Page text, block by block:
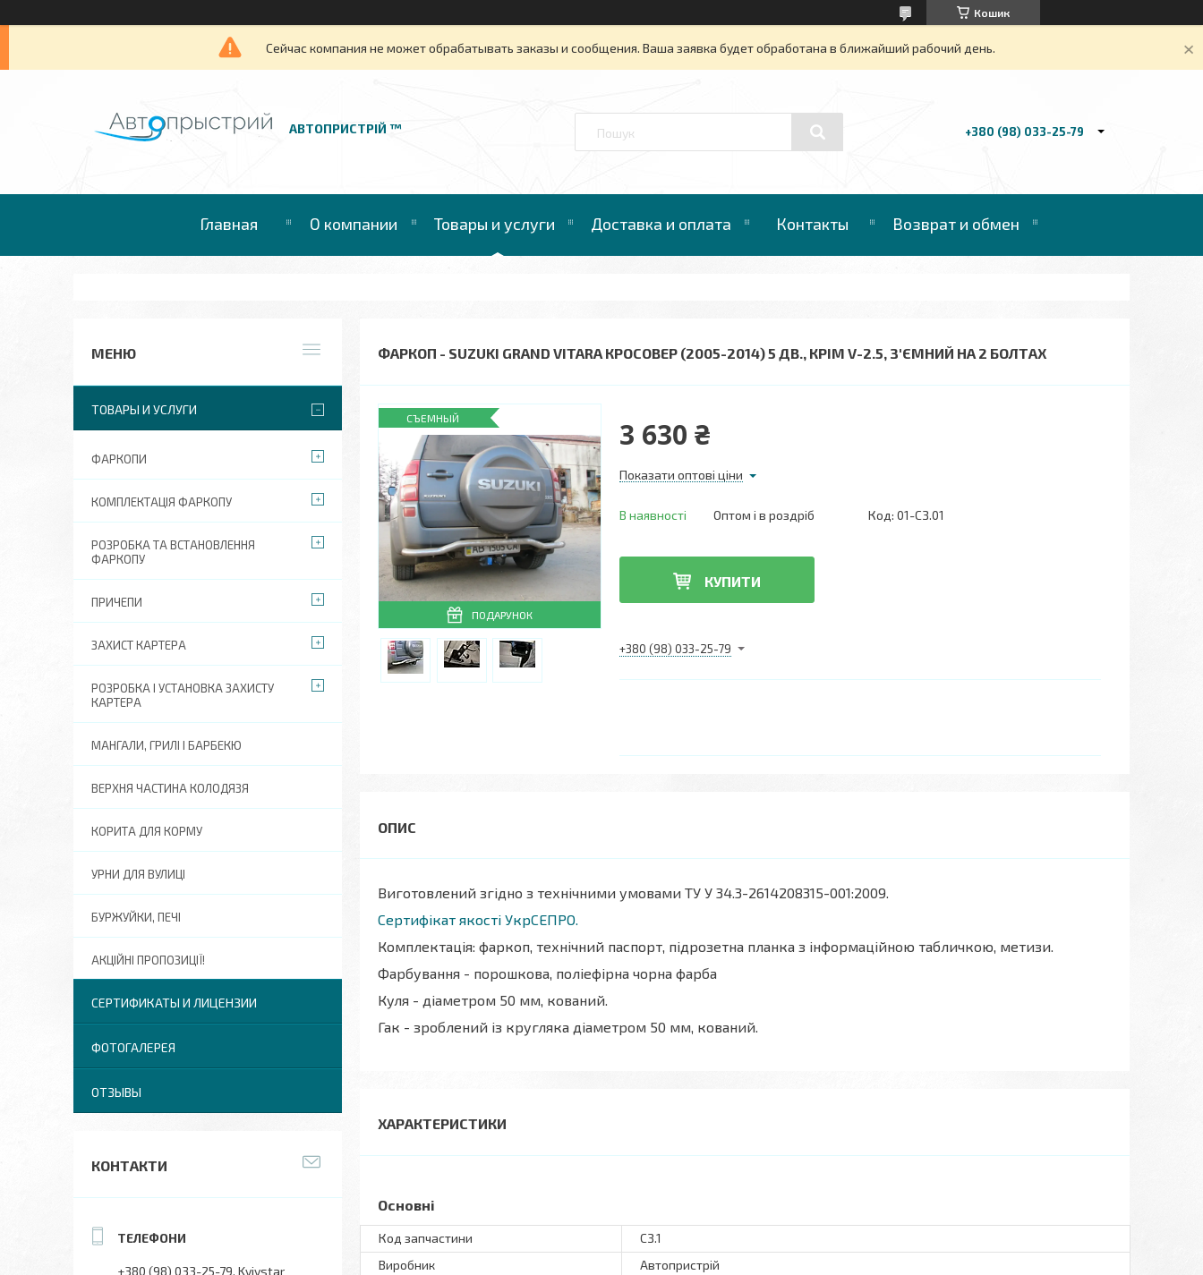
Кошик
Сейчас компания не может обрабатывать заказы и сообщения. Ваша заявка будет обработана в ближайший рабочий день.
АВТОПРИСТРІЙ ™ +380 (98) 033-25-79
Главная О компании Товары и услуги Доставка и оплата Контакты Возврат и обмен
ФАРКОП - SUZUKI GRAND VITARA КРОСОВЕР (2005-2014) 5 ДВ., КРІМ V-2.5, З'ЄМНИЙ НА 2 БОЛТАХ
ПОДАРУНОК
СЪЕМНЫЙ 3 630 ₴
Показати оптові ціни
В наявності Оптом і в роздріб Код: 01-СЗ.01
КУПИТИ
+380 (98) 033-25-79
Виготовлений згідно з технічними умовами ТУ У 34.3-2614208315-001:2009.
Сертифікат якості УкрСЕПРО.
Комплектація: фаркоп, технічний паспорт, підрозетна планка з інформаційною табличкою, метизи.
Фарбування - порошкова, поліефірна чорна фарба
Куля - діаметром 50 мм, кований.
Гак - зроблений із кругляка діаметром 50 мм, кований.
ХАРАКТЕРИСТИКИ
Основні
Код запчастини
СЗ.1
Виробник
Автопристрій
ТОВАРЫ И УСЛУГИ
ФАРКОПИ
КОМПЛЕКТАЦІЯ ФАРКОПУ
РОЗРОБКА ТА ВСТАНОВЛЕННЯ
ФАРКОПУ
ПРИЧЕПИ
ЗАХИСТ КАРТЕРА
РОЗРОБКА І УСТАНОВКА ЗАХИСТУ
КАРТЕРА
МАНГАЛИ, ГРИЛІ І БАРБЕКЮ
ВЕРХНЯ ЧАСТИНА КОЛОДЯЗЯ
КОРИТА ДЛЯ КОРМУ
УРНИ ДЛЯ ВУЛИЦІ
БУРЖУЙКИ, ПЕЧІ
АКЦІЙНІ ПРОПОЗИЦІЇ!
СЕРТИФИКАТЫ И ЛИЦЕНЗИИ
ФОТОГАЛЕРЕЯ
ОТЗЫВЫ
КОНТАКТИ
+380 (98) 033-25-79 Kyivstar